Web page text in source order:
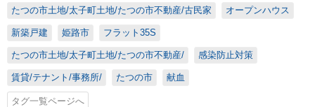
たつの市土地/太子町土地/たつの市不動産/古民家 オープンハウス
新築戸建 姫路市 フラット35S
たつの市土地/太子町土地/たつの市不動産/ 感染防止対策
賃貸/テナント/事務所/ たつの市 献血
タグ一覧ページへ